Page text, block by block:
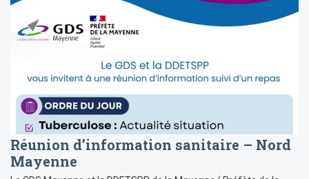
Réunion d’information sanitaire – Nord
Mayenne